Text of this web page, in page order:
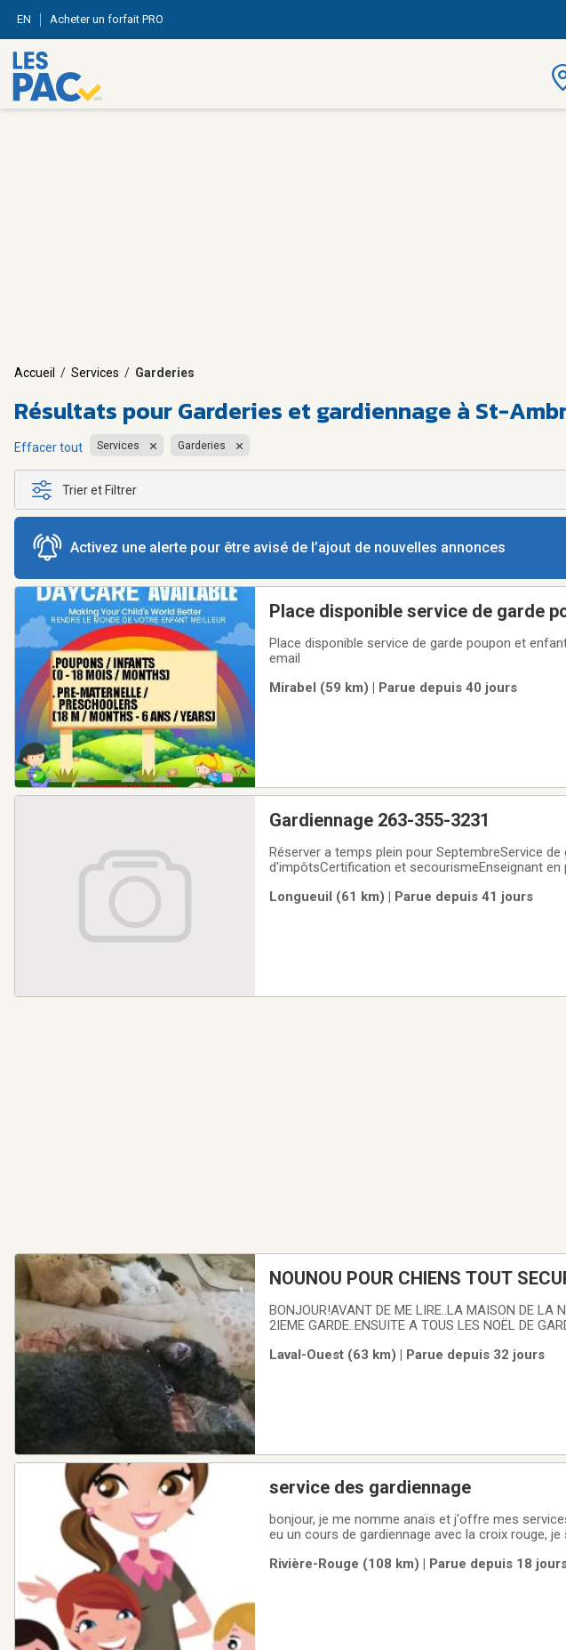
EN Acheter un forfait PRO
Accueil / Services / Garderies
Résultats pourGarderies et gardiennage à St-
Effacer tout Services Garderies
Trier et Filtrer
Activez une alerte pour être avisé de l’ajout de nouvelles annonces
Place disponible service de garde
Place disponible service de garde poupon et
email
Mirabel (59 km) | Parue depuis 40 jours
Gardiennage 263-355-3231
Réserver a temps plein pour SeptembreService
d'impôtsCertification et secourismeEnseignant
Longueuil (61 km) | Parue depuis 41 jours
NOUNOU POUR CHIENS TOUT
BONJOUR!AVANT DE ME LIRE..LA MAISON DE LA
2IEME GARDE..ENSUITE A TOUS LES NOËL DE
Laval-Ouest (63 km) | Parue depuis 32 jours
service des gardiennage
bonjour, je me nomme anaïs et j'offre mes
eu un cours de gardiennage avec la croix rouge,
enfant. si vous êtes
Rivière-Rouge (108 km) | Parue depuis 18